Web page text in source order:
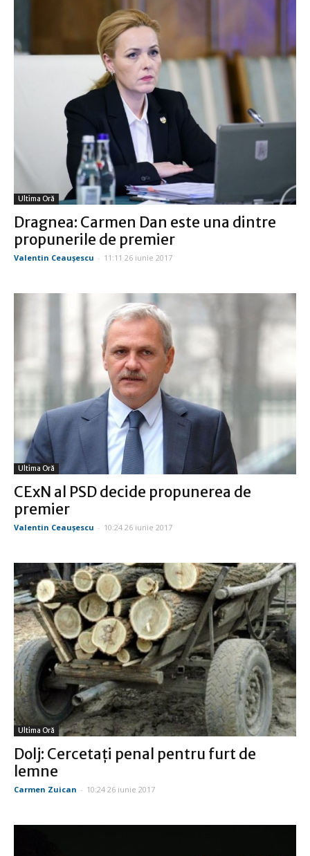
Ultima Oră
Dragnea: Carmen Dan este una dintre
propunerile de premier
Valentin Ceauşescu - 11:11 26 iunie 2017
Ultima Oră
CExN al PSD decide propunerea de
premier
Valentin Ceauşescu - 10:24 26 iunie 2017
Ultima Oră
Dolj: Cercetaţi penal pentru furt de
lemne
Carmen Zuican - 10:24 26 iunie 2017